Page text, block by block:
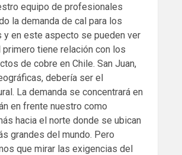
equipo de profesionales
la demanda de cal para los
y en este aspecto se pueden ver
tiene relación con los
de cobre en Chile. San Juan,
debería ser el
La demanda se concentrará en
en frente nuestro como
hacia el norte donde se ubican
grandes del mundo. Pero
que mirar las exigencias del